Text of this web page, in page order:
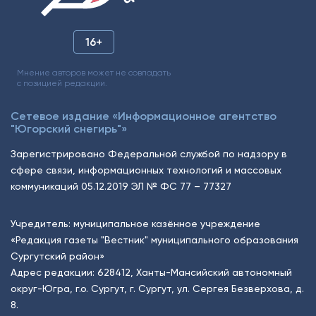
16+
Мнение авторов может не совпадать
с позицией редакции.
Сетевое издание «Информационное агентство
"Югорский снегирь"»
Зарегистрировано Федеральной службой по надзору в
сфере связи, информационных технологий и массовых
коммуникаций 05.12.2019 ЭЛ № ФС 77 – 77327
Учредитель: муниципальное казённое учреждение
«Редакция газеты "Вестник" муниципального образования
Сургутский район»
Адрес редакции: 628412, Ханты-Мансийский автономный
округ-Югра, г.о. Сургут, г. Сургут, ул. Сергея Безверхова, д.
8.